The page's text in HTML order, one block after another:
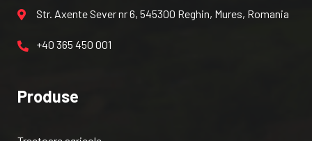
Str. Axente Sever nr 6, 545300 Reghin, Mures, Romania
+40 365 450 001
Produse